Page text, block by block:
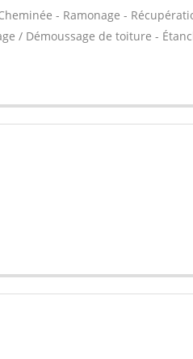
- Ramonage -
/ Démoussage de toiture -